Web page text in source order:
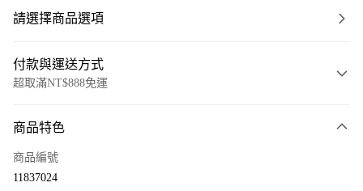
請選擇商品選項
付款與運送方式
超取滿NT$888免運
信用卡一次付款
商品特色
商品編號
11837024